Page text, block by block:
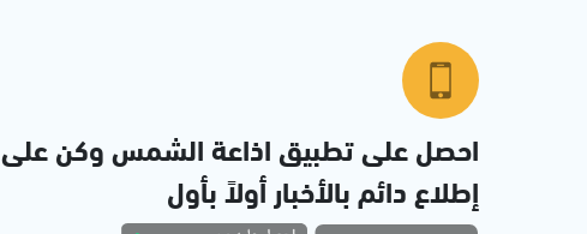
احصل على تطبيق اذاعة الشمس وكن على
إطلاع دائم بالأخبار أولاً بأول